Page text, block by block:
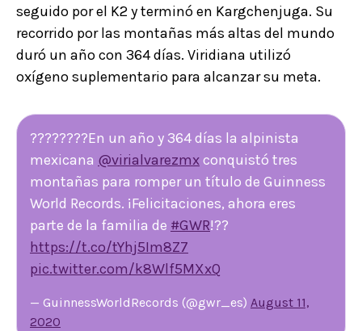
seguido por el K2 y terminó en Kargchenjuga. Su
recorrido por las montañas más altas del mundo
duró un año con 364 días. Viridiana utilizó
oxígeno suplementario para alcanzar su meta.
????????En un año y 364 días la alpinista
mexicana @virialvarezmxconquistó tres
montañas para romper un título de Guinness
World Records. ¡Felicitaciones, ahora eres
parte de la familia de #GWR!??
https://t.co/tYhj5Im8Z7
pic.twitter.com/k8Wlf5MXxQ
— GuinnessWorldRecords (@gwr_es) August 11,
2020